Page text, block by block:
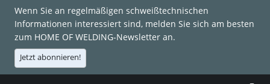
Wenn Sie an regelmäßigen schweißtechnischen
Informationen interessiert sind, melden Sie sich am besten
zum HOME OF WELDING-Newsletter an.
Jetzt abonnieren!